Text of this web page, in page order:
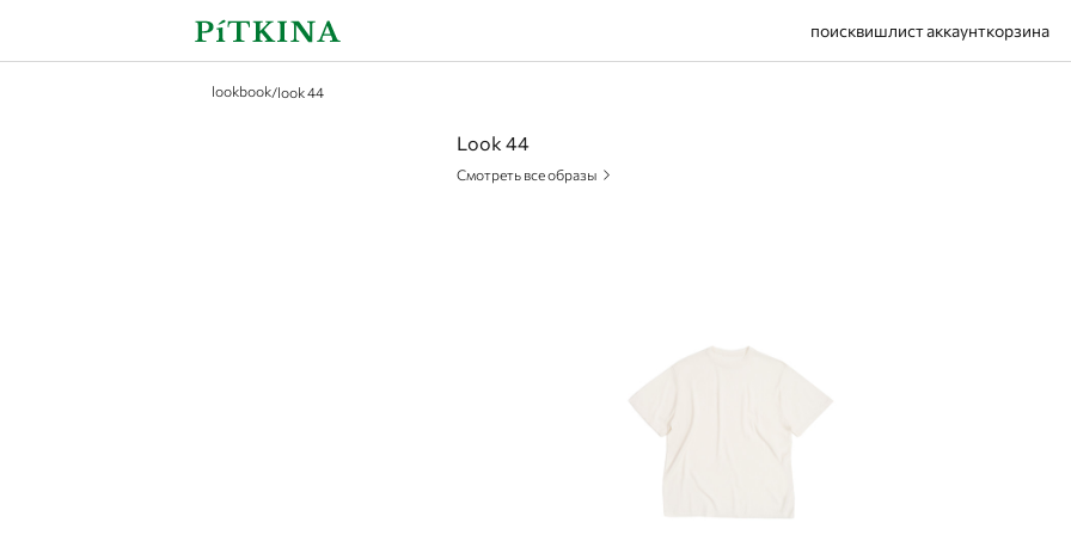
поисквишлистаккаунткорзина
lookbook/look 44
Look 44
Смотреть все образы